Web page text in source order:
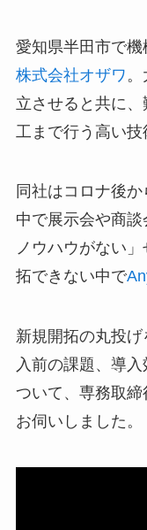
愛知県半田市で
株式会社オザワ
立させると共に
工まで行う高い技
同社はコロナ後
中で展示会や商
ノウハウがない
拓できない中で
新規開拓の丸投
入前の課題、導
ついて、専務取
お伺いしました。